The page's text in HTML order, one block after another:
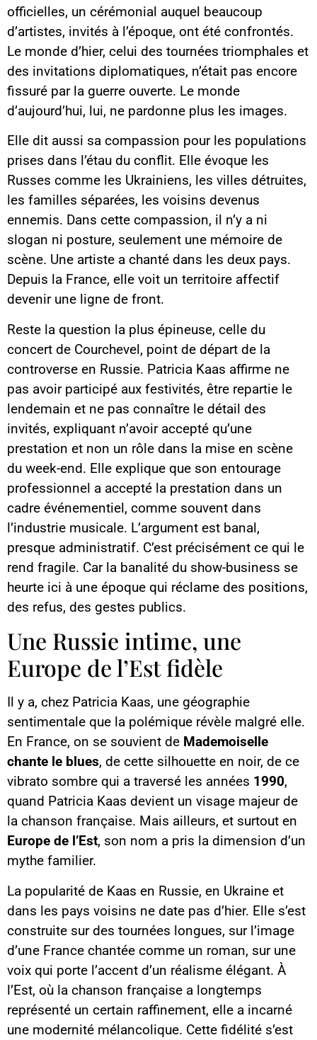
officielles, un cérémonial auquel beaucoup
d’artistes, invités à l’époque, ont été confrontés.
Le monde d’hier, celui des tournées triomphales et
des invitations diplomatiques, n’était pas encore
fissuré par la guerre ouverte. Le monde
d’aujourd’hui, lui, ne pardonne plus les images.
Elle dit aussi sa compassion pour les populations
prises dans l’étau du conflit. Elle évoque les
Russes comme les Ukrainiens, les villes détruites,
les familles séparées, les voisins devenus
ennemis. Dans cette compassion, il n’y a ni
slogan ni posture, seulement une mémoire de
scène. Une artiste a chanté dans les deux pays.
Depuis la France, elle voit un territoire affectif
devenir une ligne de front.
Reste la question la plus épineuse, celle du
concert de Courchevel, point de départ de la
controverse en Russie. Patricia Kaas affirme ne
pas avoir participé aux festivités, être repartie le
lendemain et ne pas connaître le détail des
invités, expliquant n’avoir accepté qu’une
prestation et non un rôle dans la mise en scène
du week-end. Elle explique que son entourage
professionnel a accepté la prestation dans un
cadre événementiel, comme souvent dans
l’industrie musicale. L’argument est banal,
presque administratif. C’est précisément ce qui le
rend fragile. Car la banalité du show-business se
heurte ici à une époque qui réclame des positions,
des refus, des gestes publics.
Une Russie intime, une
Europe de l’Est fidèle
Il y a, chez Patricia Kaas, une géographie
sentimentale que la polémique révèle malgré elle.
En France, on se souvient de Mademoiselle
chante le blues, de cette silhouette en noir, de ce
vibrato sombre qui a traversé les années 1990,
quand Patricia Kaas devient un visage majeur de
la chanson française. Mais ailleurs, et surtout en
Europe de l’Est, son nom a pris la dimension d’un
mythe familier.
La popularité de Kaas en Russie, en Ukraine et
dans les pays voisins ne date pas d’hier. Elle s’est
construite sur des tournées longues, sur l’image
d’une France chantée comme un roman, sur une
voix qui porte l’accent d’un réalisme élégant. À
l’Est, où la chanson française a longtemps
représenté un certain raffinement, elle a incarné
une modernité mélancolique. Cette fidélité s’est